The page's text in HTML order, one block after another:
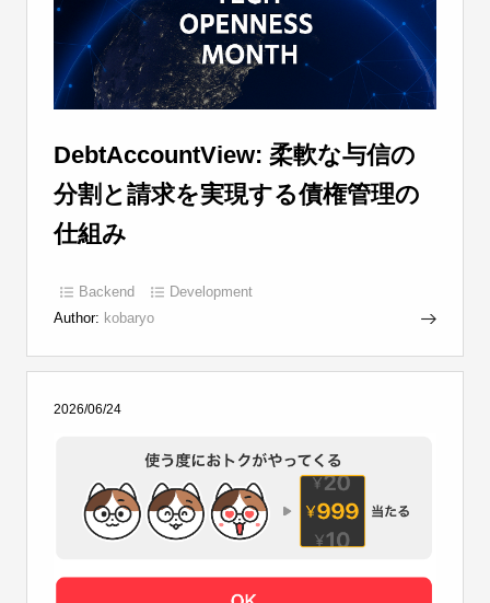
DebtAccountView: 柔軟な与信の
分割と請求を実現する債権管理の
仕組み
Backend
Development
Author: kobaryo
2026/06/24